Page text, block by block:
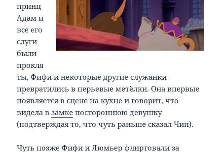
принц
Адам и
все его
слуги
были
прокля
ты, Фифи и некоторые другие служанки
превратились в перьевые метёлки. Она впервые
появляется в сцене на кухне и говорит, что
видела взамке постороннюю девушку
(подтверждая то, что чуть раньше сказал Чип).
Чуть позже Фифи и Люмьер флиртовали за